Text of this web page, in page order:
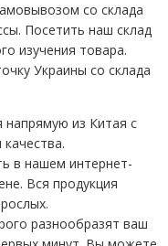
со склада
Посетить наш склад
изучения товара.
Украины со склада
напрямую из Китая с
в нашем интернет-
Вся продукция
разнообразят ваш